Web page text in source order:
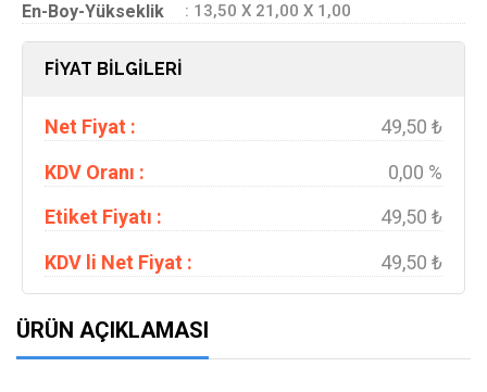
En-Boy-Yükseklik : 13,50 X 21,00 X 1,00
FİYAT BİLGİLERİ
Net Fiyat :
49,50 ₺
KDV Oranı :
0,00 %
Etiket Fiyatı :
49,50 ₺
KDV li Net Fiyat :
49,50 ₺
ÜRÜN AÇIKLAMASI